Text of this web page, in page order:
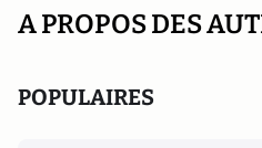
A PROPOS DES
POPULAIRES